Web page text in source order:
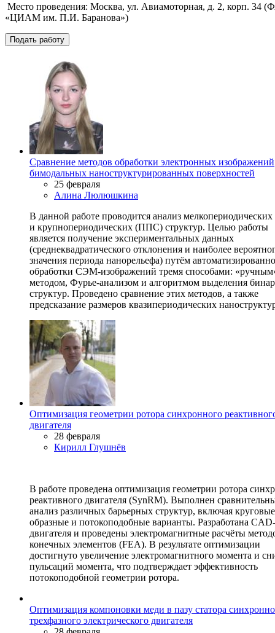
Место проведения: Москва, ул. Авиамоторная, д. 2, корп. 34
«ЦИАМ им. П.И. Баранова»)
Подать работу
Сравнение методов обработки электронных изображений
бимодальных наноструктурированных поверхностей
25 февраля
Алина Люлюшкина
В данной работе проводится анализ
и крупнопериодических (ППС) структур. Целью работы
является получение экспериментальных данных
(среднеквадратического отклонения и наиболее
значения периода нанорельефа) путём
обработки СЭМ-изображений тремя способами:
методом, Фурье-анализом и алгоритмом выделения
структур. Проведено сравнение этих методов, а также
предсказание размеров квазипериодических
Оптимизация геометрии ротора синхронного
двигателя
28 февраля
Кирилл Глушнёв
В работе проведена оптимизация геометрии ротора
реактивного двигателя (SynRM). Выполнен
анализ различных барьерных структур, включая
образные и потокоподобные варианты. Разработана
двигателя и проведены электромагнитные расчёты
конечных элементов (FEA). В результате оптимизации
достигнуто увеличение электромагнитного момента и
пульсаций момента, что подтверждает эффективность
потокоподобной геометрии ротора.
Оптимизация компоновки меди в пазу статора
трехфазного электрического двигателя